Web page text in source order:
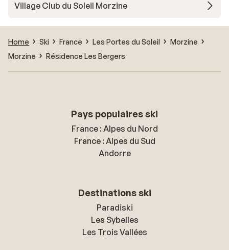
Village Club du Soleil Morzine
Home Ski France Les Portes du Soleil
Morzine
Morzine
Résidence Les Bergers
Pays populaires ski
France : Alpes du Nord
France : Alpes du Sud
Andorre
Destinations ski
Paradiski
Les Sybelles
Les Trois Vallées